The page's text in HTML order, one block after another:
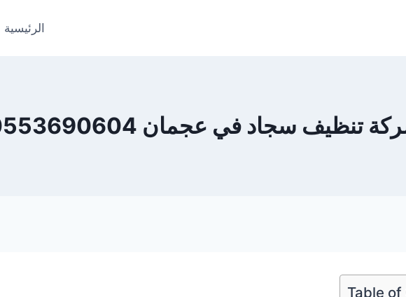
الرئيسية
تنظيف سجاد في عجمان 0553690604 – ضمان 100%
Table